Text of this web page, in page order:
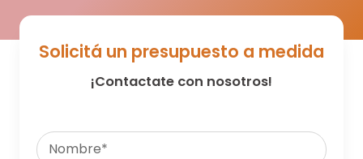
Solicitá un presupuesto a medida
¡Contactate con nosotros!
Nombre*